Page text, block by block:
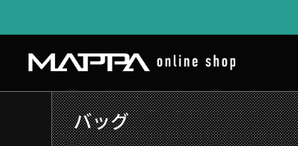
バッグ